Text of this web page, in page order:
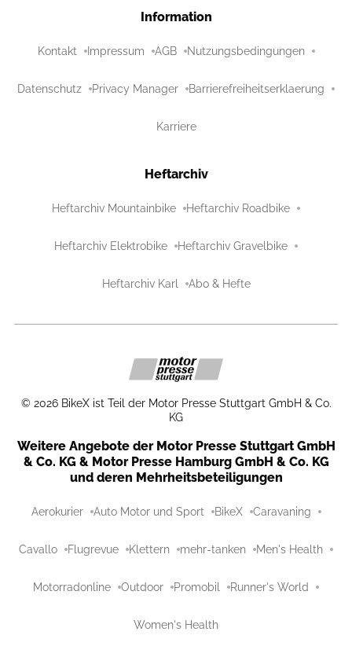
Information
Kontakt Impressum AGB Nutzungsbedingungen
Datenschutz Privacy Manager Barrierefreiheitserklaerung
Karriere
Heftarchiv
Heftarchiv Mountainbike Heftarchiv Roadbike
Heftarchiv Elektrobike Heftarchiv Gravelbike
Heftarchiv Karl Abo & Hefte
© 2026 BikeX ist Teil der Motor Presse Stuttgart GmbH & Co.
KG
Weitere Angebote der Motor Presse Stuttgart GmbH
& Co. KG & Motor Presse Hamburg GmbH & Co. KG
und deren Mehrheitsbeteiligungen
Aerokurier Auto Motor und Sport BikeX Caravaning
Cavallo Flugrevue Klettern mehr-tanken Men's Health
Motorradonline Outdoor Promobil Runner's World
Women's Health